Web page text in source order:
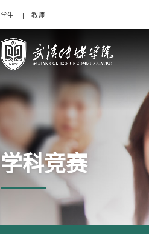
学生 教师
学科竞赛